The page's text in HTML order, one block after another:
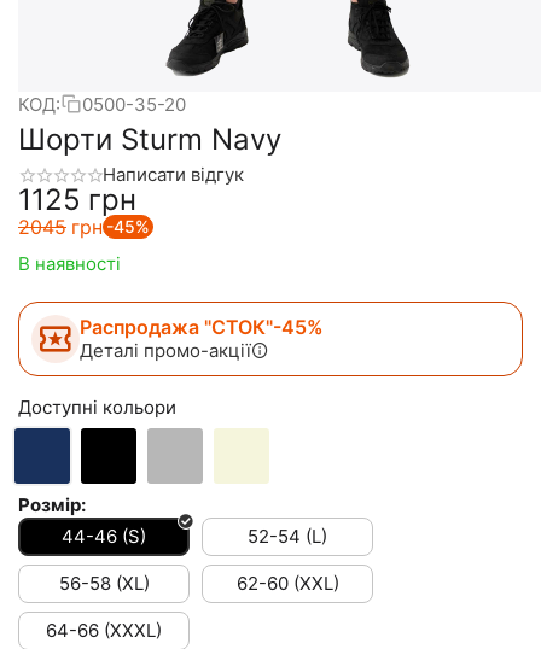
КОД: 0500-35-20
Шорти Sturm Navy
Написати відгук
‍1125‍ грн
‍2045‍ грн -45%
В наявності
Распродажа "СТОК"-45%
Деталі промо-акції
Доступні кольори
Розмір:
44-46 (S)
52-54 (L)
56-58 (XL) 62-60 (XXL)
64-66 (XXXL)